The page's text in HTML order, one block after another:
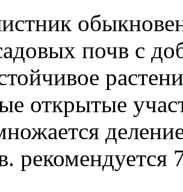
почв с
открытые
рекомендуется